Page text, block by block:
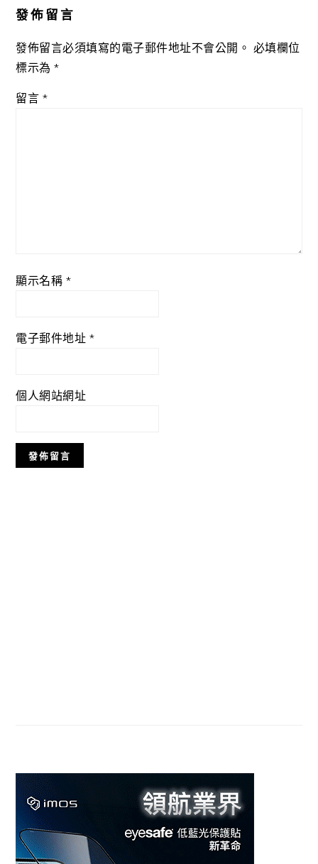
發佈留言
發佈留言必須填寫的電子郵件地址不會公開。 必填欄位
標示為*
留言 *
顯示名稱 *
電子郵件地址 *
個人網站網址